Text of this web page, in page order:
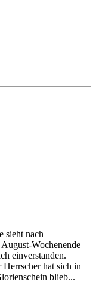
sieht nach
Wochenende
einverstanden.
Herrscher hat sich in
blieb...